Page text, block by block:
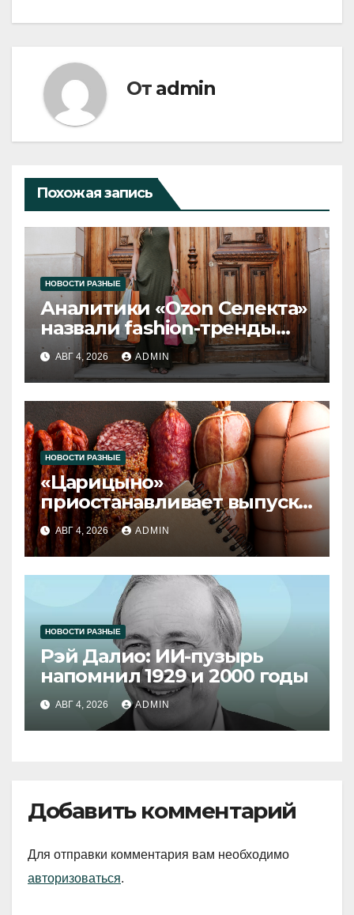
От admin
Похожая запись
НОВОСТИ РАЗНЫЕ
Аналитики «Ozon Селекта»
назвали fashion-тренды
2026 года
АВГ 4, 2026 ADMIN
НОВОСТИ РАЗНЫЕ
«Царицыно»
приостанавливает выпуск
продукции
АВГ 4, 2026 ADMIN
НОВОСТИ РАЗНЫЕ
Рэй Далио: ИИ-пузырь
напомнил 1929 и 2000 годы
АВГ 4, 2026 ADMIN
Добавить комментарий
Для отправки комментария вам необходимо
авторизоваться.